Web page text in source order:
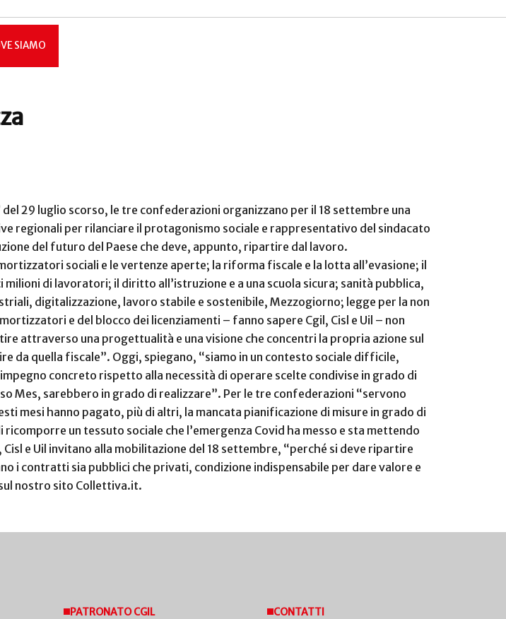
SIAMO
29 luglio scorso, le tre confederazioni organizzano per il 18 settembre una
regionali per rilanciare il protagonismo sociale e rappresentativo del sindacato
del futuro del Paese che deve, appunto, ripartire dal lavoro.
sociali e le vertenze aperte; la riforma fiscale e la lotta all’evasione; il
di lavoratori; il diritto all’istruzione e a una scuola sicura; sanità pubblica,
digitalizzazione, lavoro stabile e sostenibile, Mezzogiorno; legge per la non
e del blocco dei licenziamenti – fanno sapere Cgil, Cisl e Uil – non
attraverso una progettualità e una visione che concentri la propria azione sul
da quella fiscale”. Oggi, spiegano, “siamo in un contesto sociale difficile,
concreto rispetto alla necessità di operare scelte condivise in grado di
Mes, sarebbero in grado di realizzare”. Per le tre confederazioni “servono
mesi hanno pagato, più di altri, la mancata pianificazione di misure in grado di
un tessuto sociale che l’emergenza Covid ha messo e sta mettendo
e Uil invitano alla mobilitazione del 18 settembre, “perché si deve ripartire
i contratti sia pubblici che privati, condizione indispensabile per dare valore e
nostro sito Collettiva.it.
PATRONATO CGIL CONTATTI